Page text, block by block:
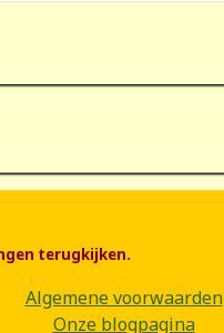
terugkijken.
Algemene voorwaarden
Onze blogpagina